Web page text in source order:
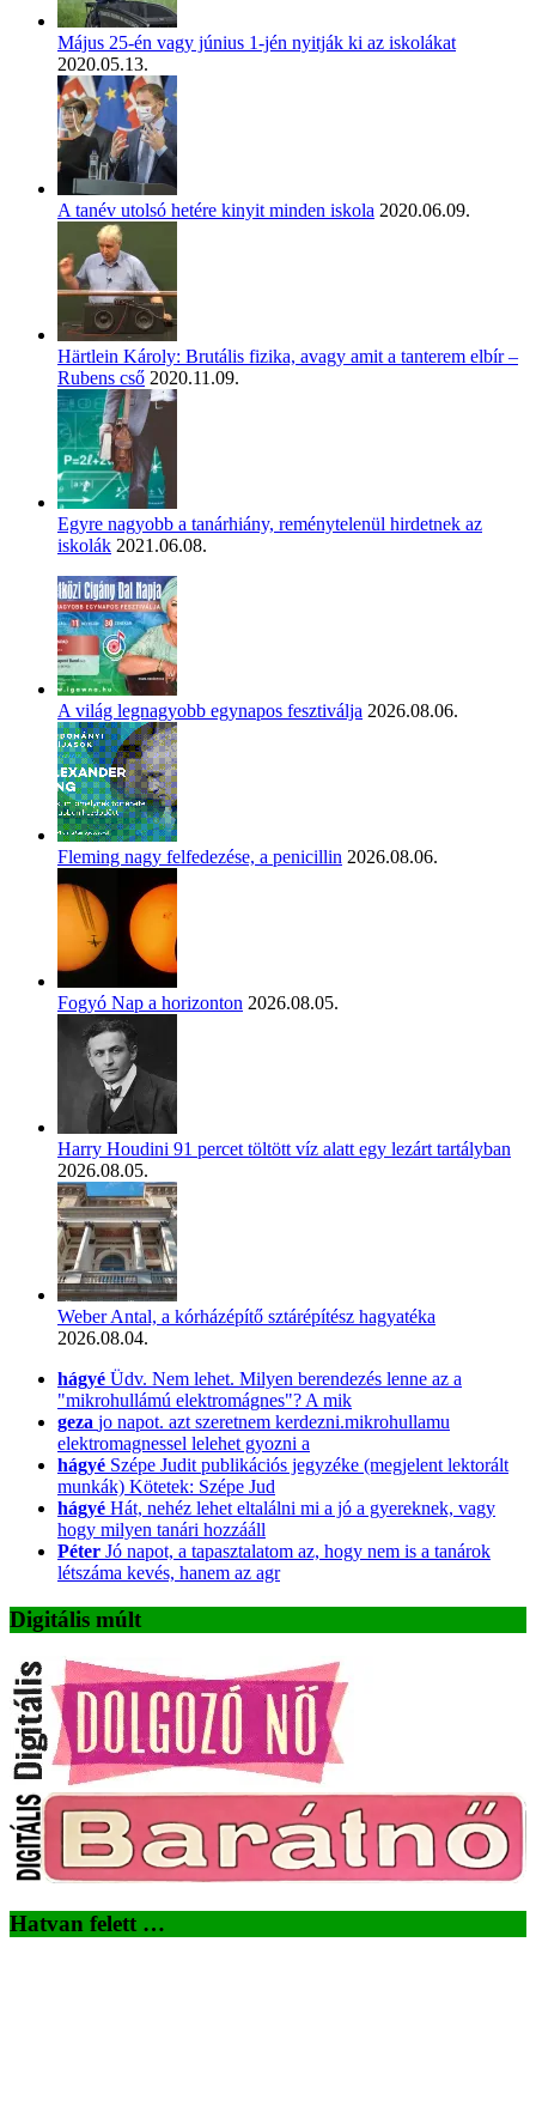
Május 25-én vagy június 1-jén nyitják ki az iskolákat
2020.05.13.
A tanév utolsó hetére kinyit minden iskola 2020.06.09.
Härtlein Károly: Brutális fizika, avagy amit a tanterem elbír –
Rubens cső 2020.11.09.
Egyre nagyobb a tanárhiány, reménytelenül hirdetnek az
iskolák 2021.06.08.
A világ legnagyobb egynapos fesztiválja 2026.08.06.
Fleming nagy felfedezése, a penicillin 2026.08.06.
Fogyó Nap a horizonton 2026.08.05.
Harry Houdini 91 percet töltött víz alatt egy lezárt tartályban
2026.08.05.
Weber Antal, a kórházépítő sztárépítész hagyatéka
2026.08.04.
hágyé Üdv. Nem lehet. Milyen berendezés lenne az a
"mikrohullámú elektromágnes"? A mik
geza jo napot. azt szeretnem kerdezni.mikrohullamu
elektromagnessel lelehet gyozni a
hágyé Szépe Judit publikációs jegyzéke (megjelent lektorált
munkák) Kötetek: Szépe Jud
hágyé Hát, nehéz lehet eltalálni mi a jó a gyereknek, vagy
hogy milyen tanári hozzááll
Péter Jó napot, a tapasztalatom az, hogy nem is a tanárok
létszáma kevés, hanem az agr
Digitális múlt
Hatvan felett …